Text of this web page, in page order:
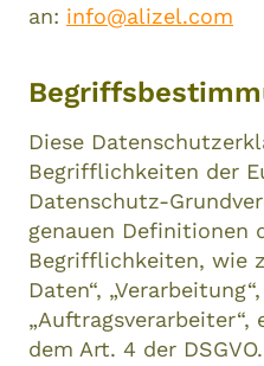
an: info@alizel.com
Diese
Begrifflichkeiten der
Datenschutz-
genauen Definitionen
Begrifflichkeiten, wie
Daten“,
dem Art. 4 der DSGVO.